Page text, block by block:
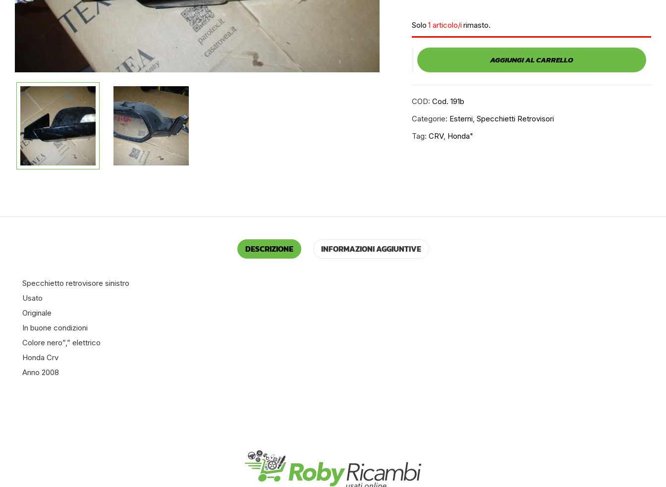
Solo 1 articolo/i rimasto.
AGGIUNGI AL CARRELLO
COD:Cod. 191b
Categorie: Esterni ,Specchietti Retrovisori
Tag:CRV, Honda"
DESCRIZIONE INFORMAZIONI AGGIUNTIVE
Specchietto retrovisore sinistro
Usato
Originale
In buone condizioni
Colore nero”,” elettrico
Honda Crv
Anno 2008